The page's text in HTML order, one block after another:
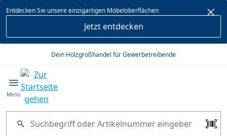
springen
Entdecken Sie unsere einzigartigen Möbeloberflächen
Jetzt entdecken
Dein Holzgroßhandel für Gewerbetreibende
Menü